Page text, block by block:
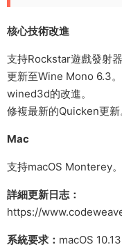
核心技術改進
支持Rockstar遊戲發射器
更新至Wine Mono 6.3。
wined3d的改進。
修複最新的Quicken更新
Mac
支持macOS Monterey。
詳細更新日志：
https://
系統要求： macOS